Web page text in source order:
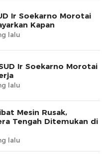
Ir Soekarno Morotai
Kapan
lalu
Ir Soekarno Morotai
lalu
Mesin Rusak,
Tengah Ditemukan di
lalu